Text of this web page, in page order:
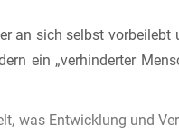
an sich selbst
ein „verhinderter
was Entwicklung und